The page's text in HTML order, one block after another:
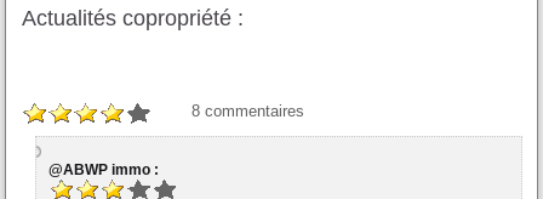
Actualités copropriété :
8 commentaires
@ABWP immo :